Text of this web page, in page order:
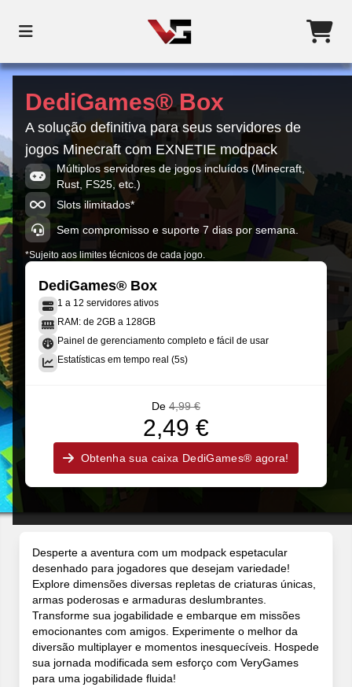
DediGames® Box
A solução definitiva para seus servidores de
jogos Minecraft com EXNETIE modpack
Múltiplos servidores de jogos incluídos (Minecraft,
Rust, FS25, etc.)
Slots ilimitados*
Sem compromisso e suporte 7 dias por semana.
*Sujeito aos limites técnicos de cada jogo.
DediGames® Box
1 a 12 servidores ativos
RAM: de 2GB a 128GB
Painel de gerenciamento completo e fácil de usar
Estatísticas em tempo real (5s)
De 4,99 €
2,49 €
Obtenha sua caixa DediGames® agora!
Desperte a aventura com um modpack espetacular
desenhado para jogadores que desejam variedade!
Explore dimensões diversas repletas de criaturas únicas,
armas poderosas e armaduras deslumbrantes.
Transforme sua jogabilidade e embarque em missões
emocionantes com amigos. Experimente o melhor da
diversão multiplayer e momentos inesquecíveis. Hospede
sua jornada modificada sem esforço com VeryGames
para uma jogabilidade fluida!